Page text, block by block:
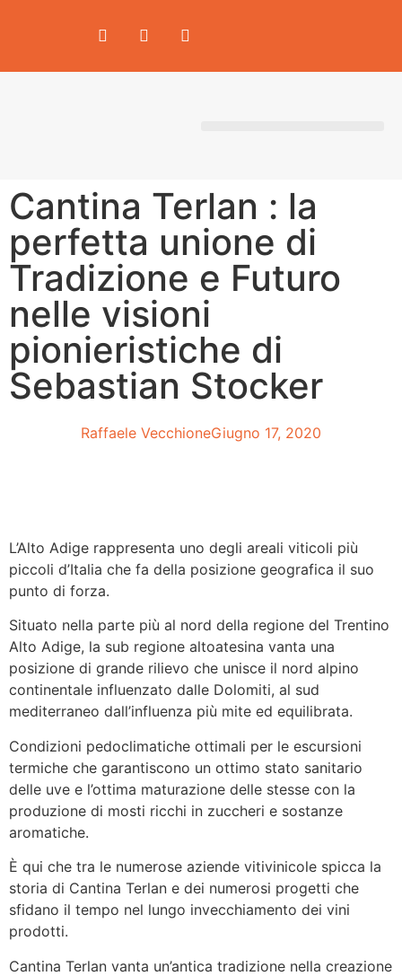
Cantina Terlan : la
perfetta unione di
Tradizione e Futuro
nelle visioni
pionieristiche di
Sebastian Stocker
Raffaele VecchioneGiugno 17, 2020
L’Alto Adige rappresenta uno degli areali viticoli più
piccoli d’Italia che fa della posizione geografica il suo
punto di forza.
Situato nella parte più al nord della regione del Trentino
Alto Adige, la sub regione altoatesina vanta una
posizione di grande rilievo che unisce il nord alpino
continentale influenzato dalle Dolomiti, al sud
mediterraneo dall’influenza più mite ed equilibrata.
Condizioni pedoclimatiche ottimali per le escursioni
termiche che garantiscono un ottimo stato sanitario
delle uve e l’ottima maturazione delle stesse con la
produzione di mosti ricchi in zuccheri e sostanze
aromatiche.
È qui che tra le numerose aziende vitivinicole spicca la
storia di Cantina Terlan e dei numerosi progetti che
sfidano il tempo nel lungo invecchiamento dei vini
prodotti.
Cantina Terlan vanta un’antica tradizione nella creazione